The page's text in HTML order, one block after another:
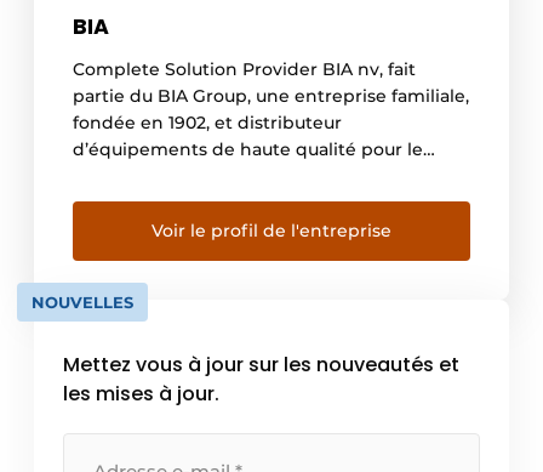
BIA
Complete Solution Provider BIA nv, fait
partie du BIA Group, une entreprise familiale,
fondée en 1902, et distributeur
d’équipements de haute qualité pour le
démolition, l’industrie, le recyclage, la
production d’électricité. Le groupe BIA est
actif au Benelux et dans plus de 20 pays
africains et compte plus de […]
Voir le profil de l'entreprise
NOUVELLES
Mettez vous à jour sur les nouveautés et
les mises à jour.